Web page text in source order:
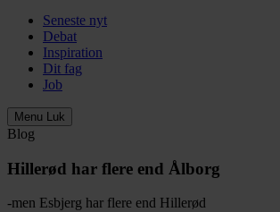
Seneste nyt
Debat
Inspiration
Dit fag
Job
Menu Luk
Blog
Hillerød har flere end Ålborg
-men Esbjerg har flere end Hillerød